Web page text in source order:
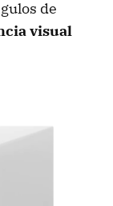
de
visual